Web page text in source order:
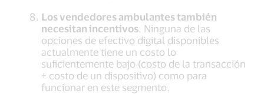
Los vendedores ambulantes también
necesitan incentivos. Ninguna de las
opciones de efectivo digital disponibles
actualmente tiene un costo lo
suficientemente bajo (costo de la transacción
+ costo de un dispositivo) como para
funcionar en este segmento.